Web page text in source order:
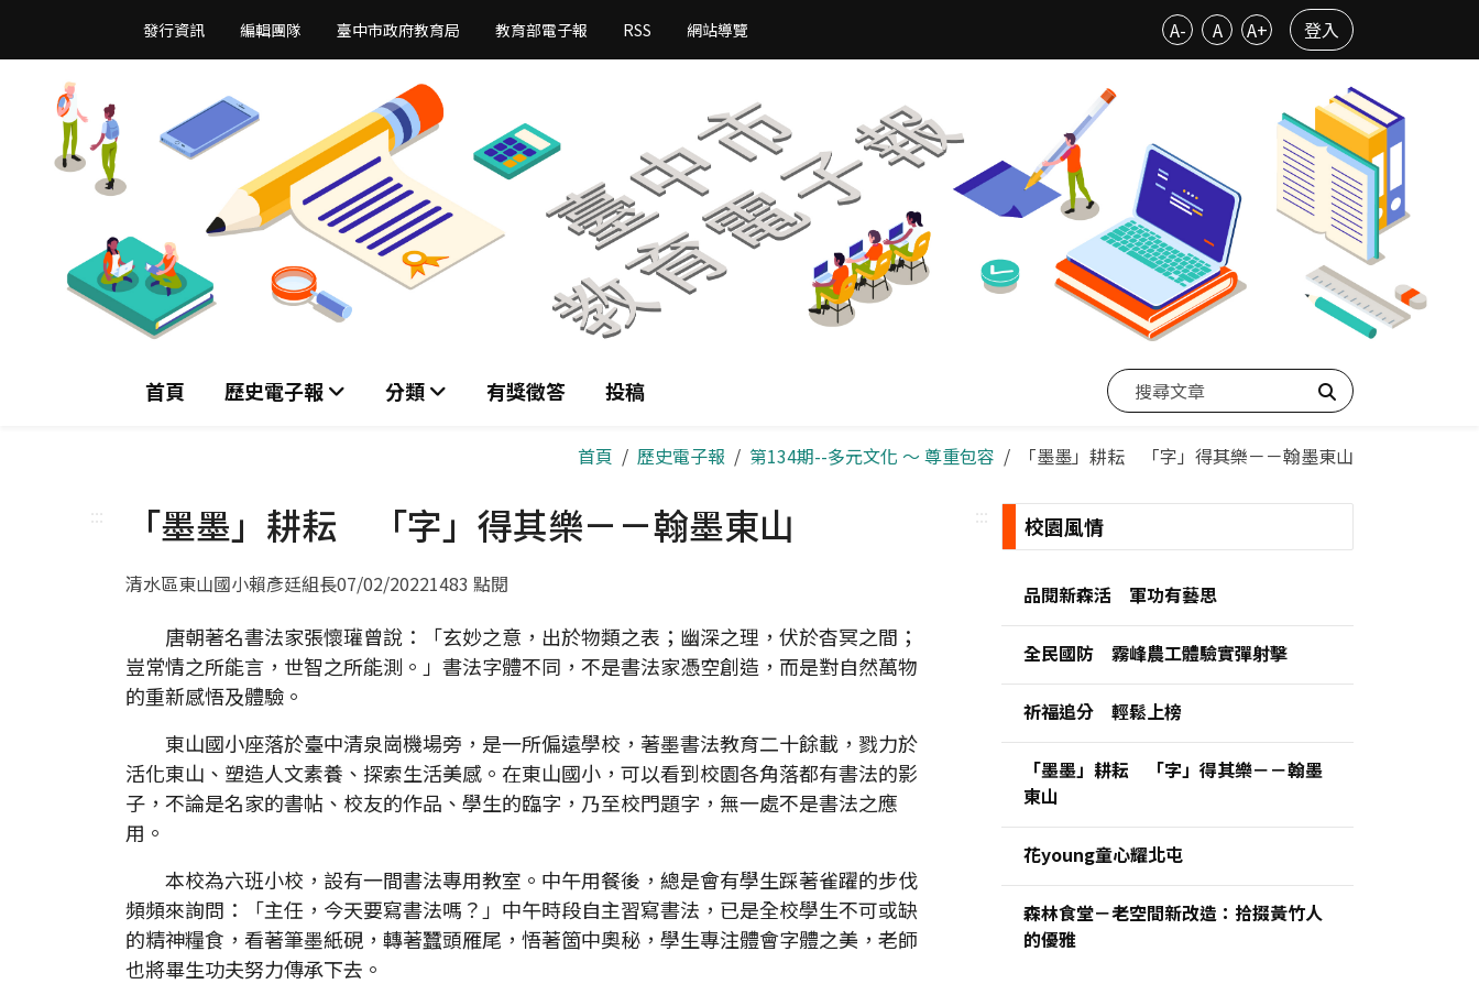
主
發行資訊 編輯團隊 臺中市政府教育局 教育部電子報 RSS 網站導覽 A- A A+ 登入
首頁 歷史電子報 分類 有獎徵答 投稿
搜尋
首頁 歷史電子報 第134期--多元文化 ～ 尊重包容 「墨墨」耕耘 「字」得其樂－－翰墨東山
::: 「墨墨」耕耘 「字」得其樂－－翰墨東山
清水區東山國小賴彥廷組長07/02/20221483 點閱
唐朝著名書法家張懷瓘曾說：「玄妙之意，出於物類之表；幽深之理，伏於杳冥之間；
豈常情之所能言，世智之所能測。」書法字體不同，不是書法家憑空創造，而是對自然萬物
的重新感悟及體驗。
東山國小座落於臺中清泉崗機場旁，是一所偏遠學校，著墨書法教育二十餘載，戮力於
活化東山、塑造人文素養、探索生活美感。在東山國小，可以看到校園各角落都有書法的影
子，不論是名家的書帖、校友的作品、學生的臨字，乃至校門題字，無一處不是書法之應
用。
本校為六班小校，設有一間書法專用教室。中午用餐後，總是會有學生踩著雀躍的步伐
頻頻來詢問：「主任，今天要寫書法嗎？」中午時段自主習寫書法，已是全校學生不可或缺
的精神糧食，看著筆墨紙硯，轉著蠶頭雁尾，悟著箇中奧秘，學生專注體會字體之美，老師
也將畢生功夫努力傳承下去。
::: 校園風情
品閱新森活 軍功有藝思
全民國防 霧峰農工體驗實彈射擊
祈福追分 輕鬆上榜
「墨墨」耕耘 「字」得其樂－－翰墨
東山
花young童心耀北屯
森林食堂－老空間新改造：拾掇黃竹人
的優雅